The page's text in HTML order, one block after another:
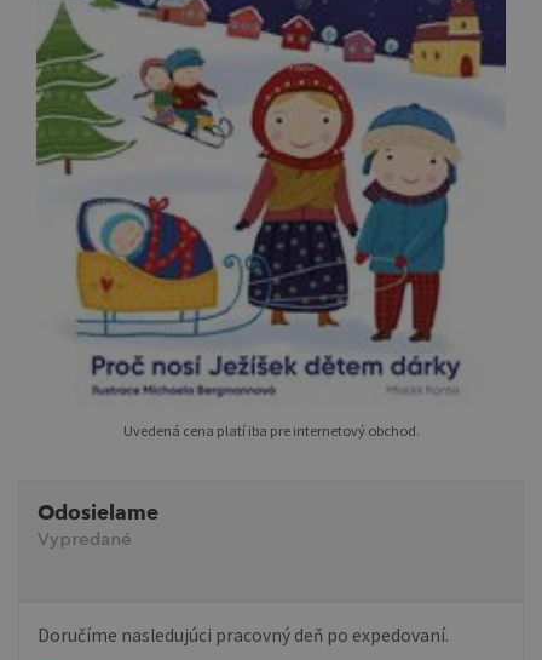
Uvedená cena platí iba pre internetový obchod.
Odosielame
Vypredané
Doručíme nasledujúci pracovný deň po expedovaní.